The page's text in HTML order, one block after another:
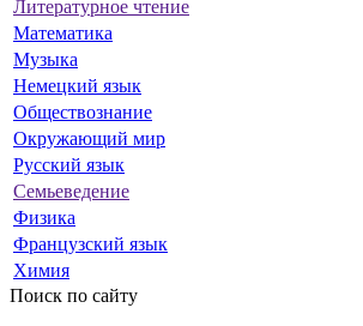
Литературное чтение
Математика
Музыка
Немецкий язык
Обществознание
Окружающий мир
Русский язык
Семьеведение
Физика
Французский язык
Химия
Поиск по сайту